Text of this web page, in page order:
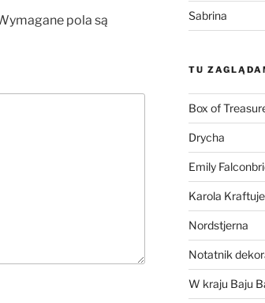
pola są
Sabrina
TU
Box of
Drycha
Emily
Karola Kraftuje
Nordstjerna
Notatnik
W kraju Baju